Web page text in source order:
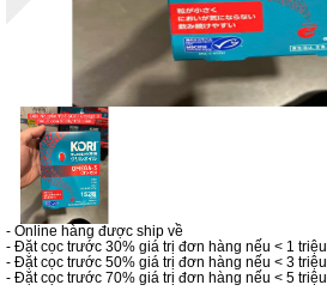
- Online hàng được ship về
- Đặt cọc trước 30% giá trị đơn hàng nếu < 1 triệu
- Đặt cọc trước 50% giá trị đơn hàng nếu < 3 triệu
- Đặt cọc trước 70% giá trị đơn hàng nếu < 5 triệu